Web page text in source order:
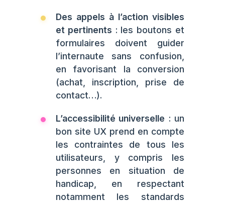
Des appels à l’action visibles
et pertinents : les boutons et
formulaires doivent guider
l’internaute sans confusion,
en favorisant la conversion
(achat, inscription, prise de
contact…).
L’accessibilité universelle : un
bon site UX prend en compte
les contraintes de tous les
utilisateurs, y compris les
personnes en situation de
handicap, en respectant
notamment les standards